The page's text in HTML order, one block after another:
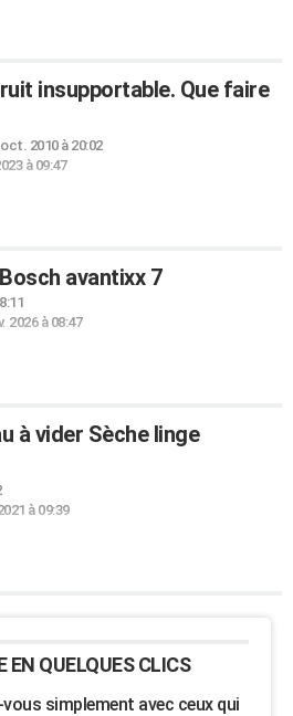
insupportable. Que faire
2010 à 20:02
à 09:47
avantixx 7
2026 à 08:47
à vider Sèche linge
à 09:39
EN QUELQUES CLICS
simplement avec ceux qui